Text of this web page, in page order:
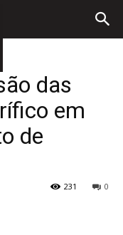
das
em
de
0
231